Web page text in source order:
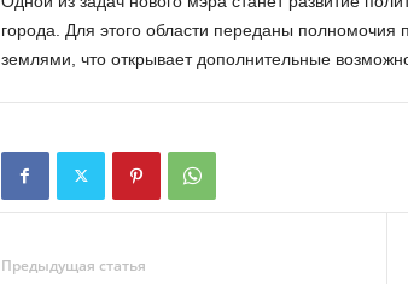
города. Для этого области переданы
землями, что открывает дополнительные
Предыдущая статья